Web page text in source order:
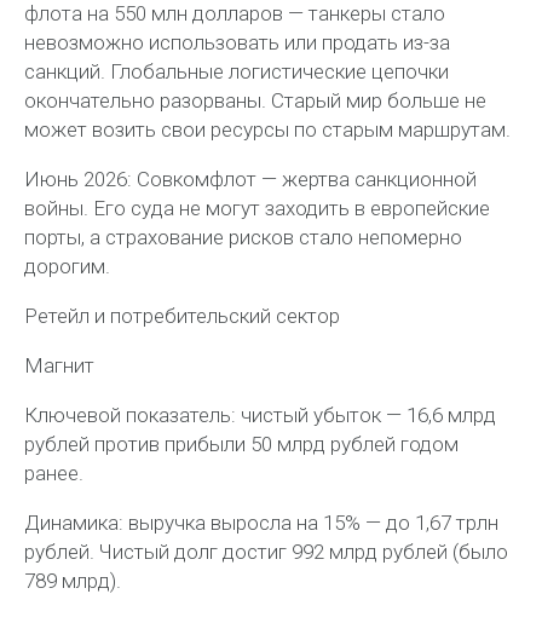
флота на 550 млн долларов — танкеры стало
невозможно использовать или продать из-за
санкций. Глобальные логистические цепочки
окончательно разорваны. Старый мир больше не
может возить свои ресурсы по старым маршрутам.
Июнь 2026: Совкомфлот — жертва санкционной
войны. Его суда не могут заходить в европейские
порты, а страхование рисков стало непомерно
дорогим.
Ретейл и потребительский сектор
Магнит
Ключевой показатель: чистый убыток — 16,6 млрд
рублей против прибыли 50 млрд рублей годом
ранее.
Динамика: выручка выросла на 15% — до 1,67 трлн
рублей. Чистый долг достиг 992 млрд рублей (было
789 млрд).